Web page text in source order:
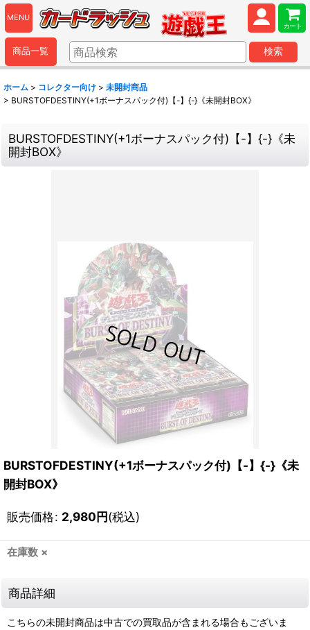
MENU
カート
商品一覧 検索
ホーム > コレクター向け > 未開封商品
> BURSTOFDESTINY(+1ボーナスパック付)【-】{-}《未開封BOX》
BURSTOFDESTINY(+1ボーナスパック付)【-】{-}《未
開封BOX》
BURSTOFDESTINY(+1ボーナスパック付)【-】{-}《未
開封BOX》
販売価格: 2,980円(税込)
在庫数 ×
商品詳細
こちらの未開封商品は中古での買取品が含まれる場合もございま